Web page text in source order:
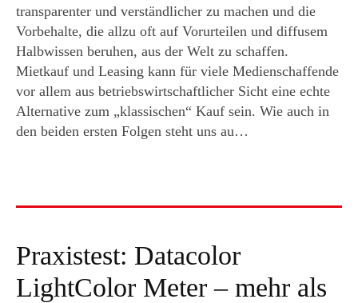
transparenter und verständlicher zu machen und die
Vorbehalte, die allzu oft auf Vorurteilen und diffusem
Halbwissen beruhen, aus der Welt zu schaffen.
Mietkauf und Leasing kann für viele Medienschaffende
vor allem aus betriebswirtschaftlicher Sicht eine echte
Alternative zum „klassischen“ Kauf sein. Wie auch in
den beiden ersten Folgen steht uns au…
Praxistest: Datacolor
LightColor Meter – mehr als